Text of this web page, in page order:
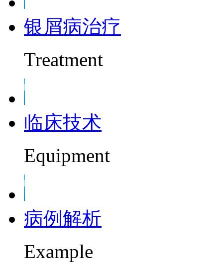
银屑病治疗
Treatment
临床技术
Equipment
病例解析
Example